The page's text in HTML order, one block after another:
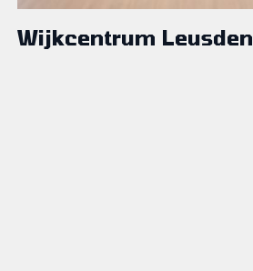
Wijkcentrum Leusden